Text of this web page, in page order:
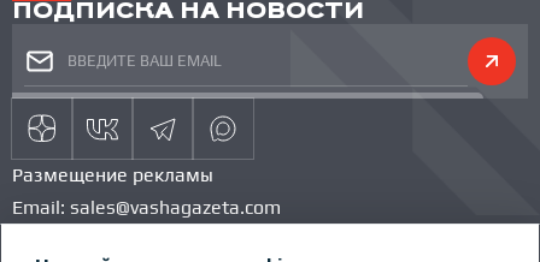
ПОДПИСКА НА НОВОСТИ
Размещение рекламы
Email: sales@vashagazeta.com